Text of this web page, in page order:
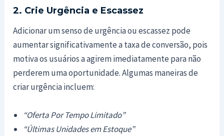
2. Crie Urgência e Escassez
Adicionar um senso de urgência ou escassez pode
aumentar significativamente a taxa de conversão, pois
motiva os usuários a agirem imediatamente para não
perderem uma oportunidade. Algumas maneiras de
criar urgência incluem:
“Oferta Por Tempo Limitado”
“Últimas Unidades em Estoque”